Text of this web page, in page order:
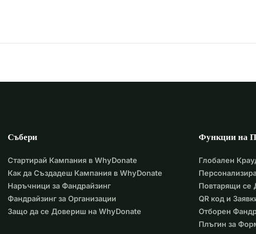
Събери
Стартирай Кампания в WhyDonate
Как да Създадеш Кампания в WhyDonate
Наръчници за Фандрайзинг
Фандрайзинг за Организации
Защо да се Довериш на WhyDonate
Функции на
Глобален
Повтарящи се
QR код и
Отборен
Плъгин за